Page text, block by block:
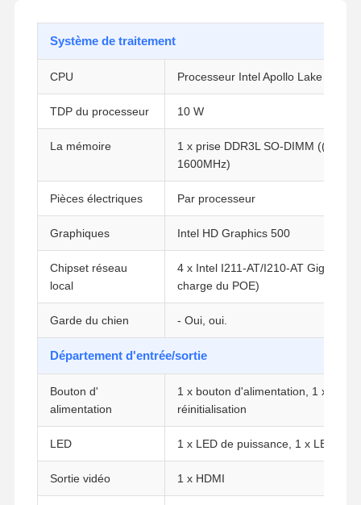
Système de traitement
CPU Processeur Intel Apollo Lake
TDP du processeur 10 W
La mémoire
1 x prise DDR3L SO-DIMM
1600MHz)
Pièces électriques Par processeur
Graphiques Intel HD Graphics 500
Chipset réseau
local
4 x Intel I211-AT/I210-AT Gigabit
charge du POE)
Garde du chien - Oui, oui.
Département d'entrée/sortie
Bouton d'
alimentation
1 x bouton d'alimentation, 1 x
réinitialisation
LED 1 x LED de puissance, 1 x LED du
Sortie vidéo 1 x HDMI